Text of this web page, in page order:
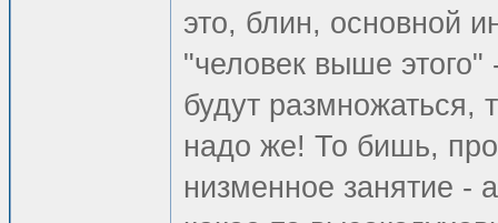
это, блин, основной
"человек выше
будут
надо же! То бишь,
низменное занятие -